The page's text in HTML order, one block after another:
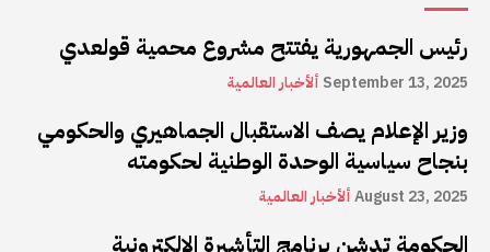
رئيس الجمهورية يفتتح مشروع محمية قولعدي
ألأخبار العالمية September 13, 2025
وزير الإعلام يصف الاستقبال الجماهيري والحكومي
بنجاح سياسية الوحدة الوطنية لحكومته
ألأخبار العالميةAugust 23, 2025
الحكومة تدشن برنامج التأشيرة الإلكترونية